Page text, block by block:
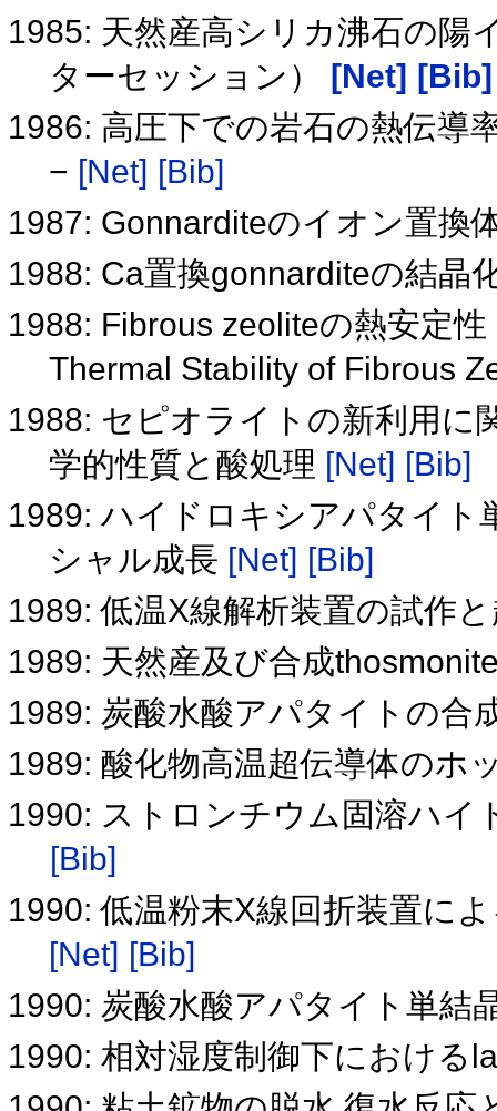
1985: 天然産高シリカ沸石の陽
ターセッション） [Net] [Bib]
1986: 高圧下での岩石の熱伝導
− [Net] [Bib]
1987: Gonnarditeのイオン置換
1988: Ca置換gonnarditeの結晶
1988: Fibrous zeoliteの熱安定性
Thermal Stability of Fibrous
1988: セピオライトの新利用に
学的性質と酸処理 [Net] [Bib]
1989: ハイドロキシアパタイ
シャル成長 [Net] [Bib]
1989: 低温X線解析装置の試作
1989: 天然産及び合成
1989: 炭酸水酸アパタイトの合
1989: 酸化物高温超伝導体のホ
1990: ストロンチウム固溶ハ
[Bib]
1990: 低温粉末X線回折装置に
[Net] [Bib]
1990: 炭酸水酸アパタイト単結
1990: 相対湿度制御下における